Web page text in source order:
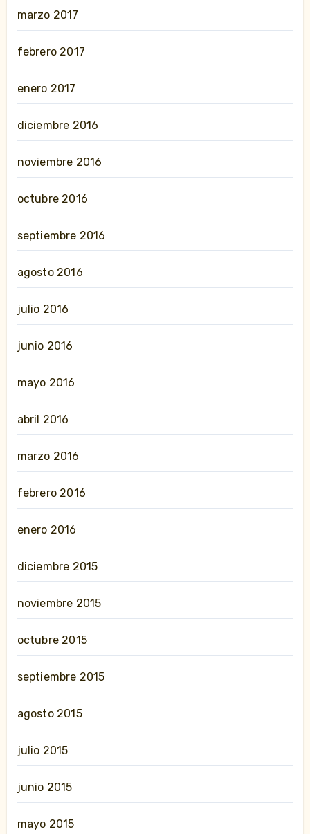
marzo 2017
febrero 2017
enero 2017
diciembre 2016
noviembre 2016
octubre 2016
septiembre 2016
agosto 2016
julio 2016
junio 2016
mayo 2016
abril 2016
marzo 2016
febrero 2016
enero 2016
diciembre 2015
noviembre 2015
octubre 2015
septiembre 2015
agosto 2015
julio 2015
junio 2015
mayo 2015